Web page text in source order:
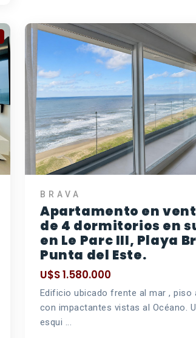
BRAVA
Apartamento en
de 4 dormitorios en
en Le Parc III, Playa
Punta del Este.
U$S 1.580.000
Edificio ubicado frente al mar , piso
con impactantes vistas al Océano.
esqui ...